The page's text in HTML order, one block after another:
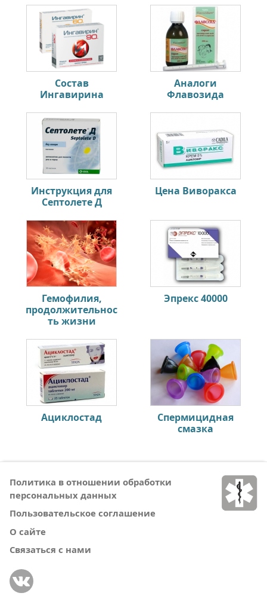
Состав
Ингавирина
Аналоги
Флавозида
Инструкция для
Септолете Д
Цена Виворакса
Гемофилия,
продолжительнос
ть жизни
Эпрекс 40000
Ациклостад
Спермицидная
смазка
Политика в отношении обработки
персональных данных
Пользовательское соглашение
О сайте
Связаться с нами